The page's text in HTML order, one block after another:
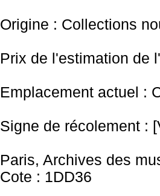
Origine : Collections
Prix de l'estimation de
Emplacement actuel :
Signe de récolement :
Paris, Archives des
Cote : 1DD36